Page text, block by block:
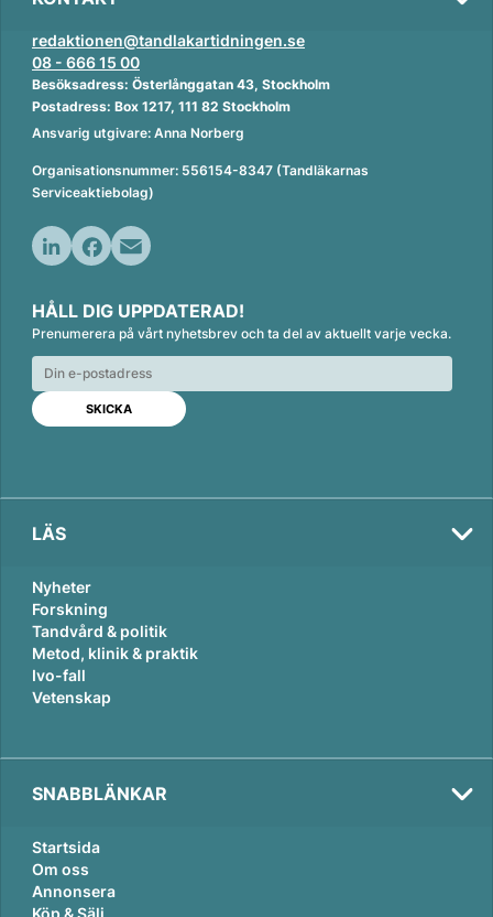
redaktionen@tandlakartidningen.se
08 - 666 15 00
Besöksadress: Österlånggatan 43, Stockholm
Postadress: Box 1217, 111 82 Stockholm
Ansvarig utgivare: Anna Norberg
Organisationsnummer: 556154-8347 (Tandläkarnas
Serviceaktiebolag)
n
k
e
d
n
c
e
b
o
o
k
a
i
l
HÅLL DIG UPPDATERAD!
Prenumerera på vårt nyhetsbrev och ta del av aktuellt varje vecka.
LÄS
Nyheter
Forskning
Tandvård & politik
Metod, klinik & praktik
Ivo-fall
Vetenskap
SNABBLÄNKAR
Startsida
Om oss
Annonsera
Köp & Sälj